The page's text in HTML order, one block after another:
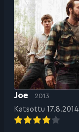
Joe 2013
Katsottu 17.8.2014